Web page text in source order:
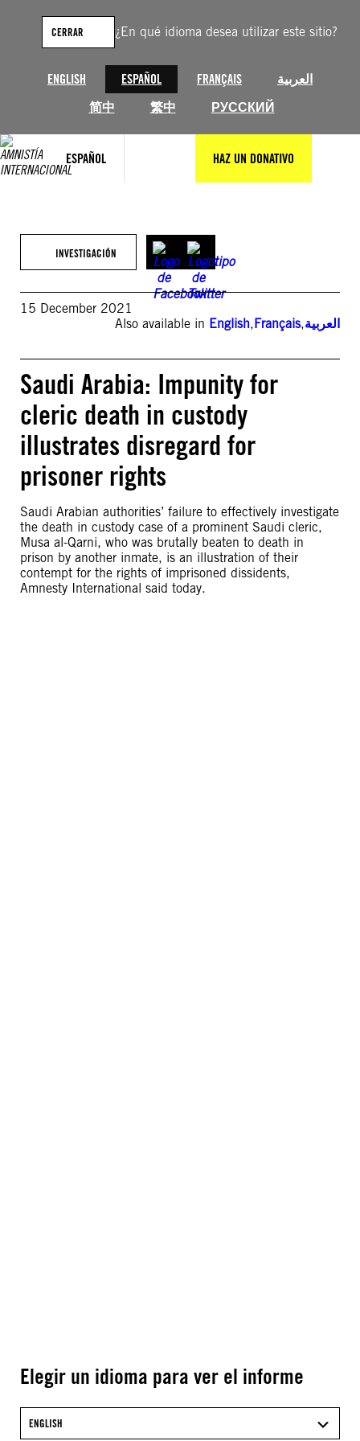
¿En qué idioma desea utilizar este sitio?
ENGLISH ESPAÑOL FRANÇAIS
العربية
简中
繁中 РУССКИЙ
CERRAR
ESPAÑOL HAZ UN DONATIVO
contenido
INVESTIGACIÓN
15 December 2021
Also available in English,Français,العربية
Saudi Arabia: Impunity for
cleric death in custody
illustrates disregard for
prisoner rights
Saudi Arabian authorities’ failure to effectively investigate
the death in custody case of a prominent Saudi cleric,
Musa al-Qarni, who was brutally beaten to death in
prison by another inmate, is an illustration of their
contempt for the rights of imprisoned dissidents,
Amnesty International said today.
Elegir un idioma para ver el informe
ENGLISH